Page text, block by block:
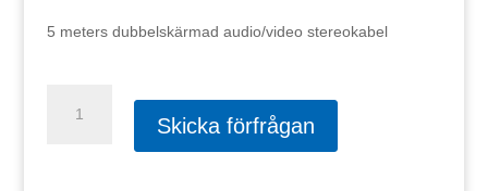
5 meters dubbelskärmad audio/video stereokabel
Skicka förfrågan